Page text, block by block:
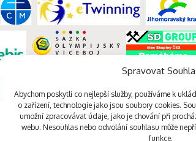
Spravovat
Abychom poskytli co nejlepší služby, používáme k
o zařízení, technologie jako jsou soubory cookies.
umožní zpracovávat údaje, jako je chování při
webu. Nesouhlas nebo odvolání souhlasu může
funkce.